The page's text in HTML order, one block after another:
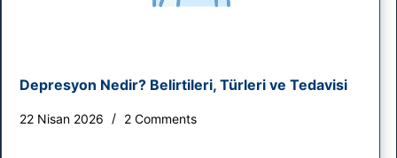
Depresyon Nedir? Belirtileri, Türleri ve Tedavisi
22 Nisan 2026 2 Comments